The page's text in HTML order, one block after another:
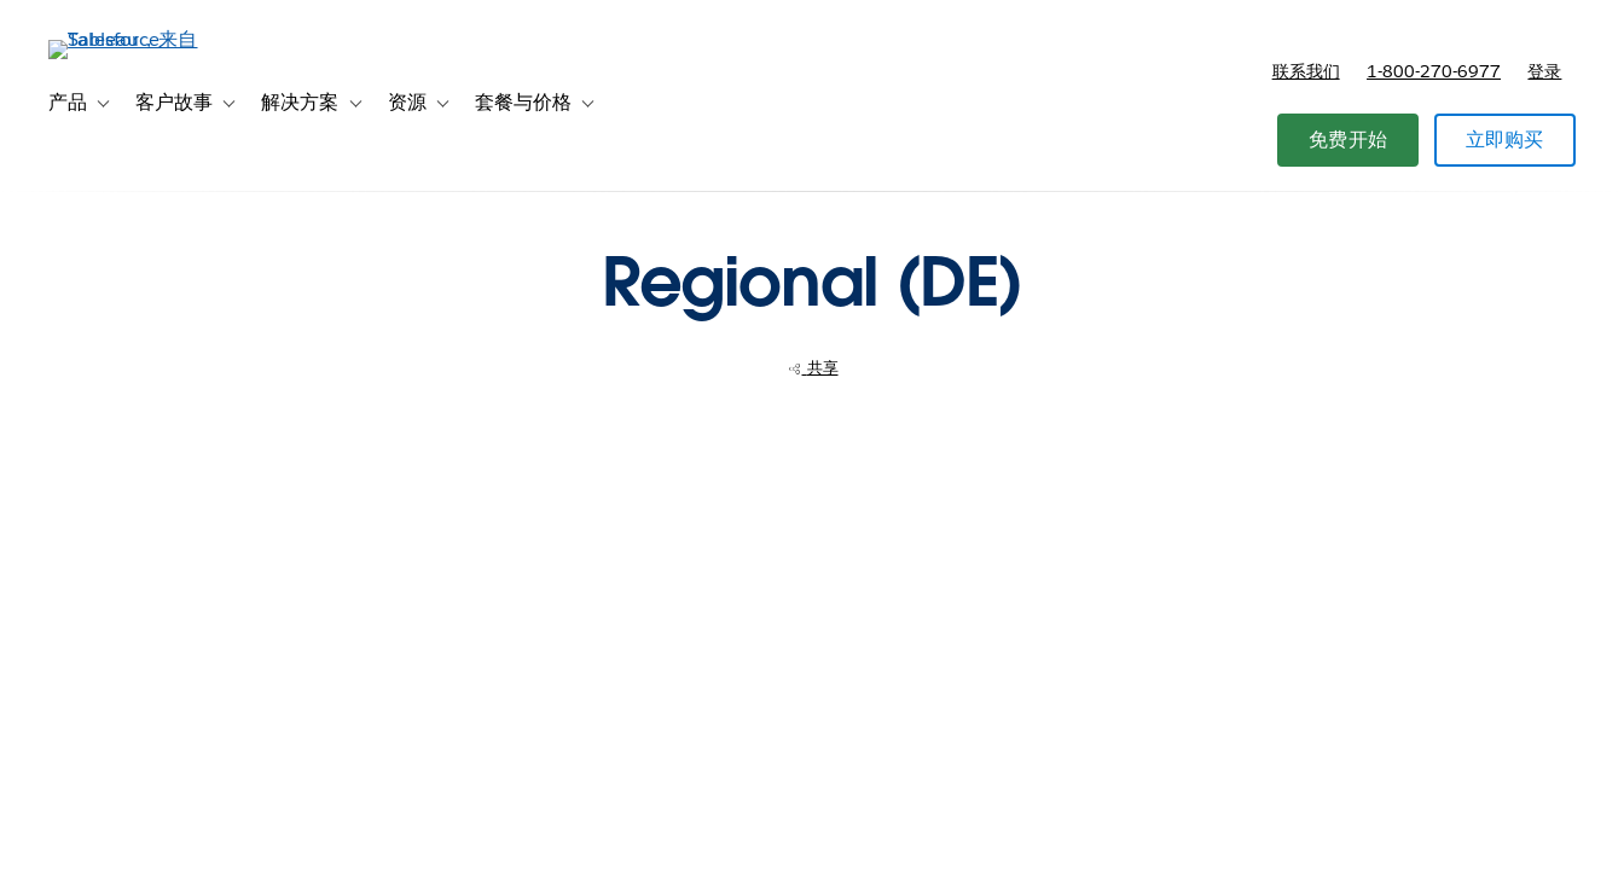
产品 Toggle sub-navigation for 产品
客户故事 Toggle sub-navigation for 客户故事
解决方案 Toggle sub-navigation for 解决方案
资源 Toggle sub-navigation for 资源
套餐与价格 Toggle sub-navigation for 套餐与价格
联系我们 1-800-270-6977 登录
免费开始 立即购买
Regional (DE)
共享